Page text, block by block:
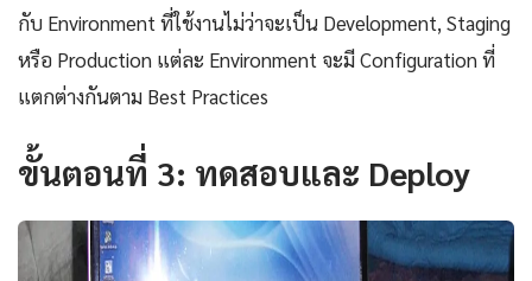
กับ Environment ที่ใช้งานไม่ว่าจะเป็น Development, Staging
หรือ Production แต่ละ Environment จะมี Configuration ที่
แตกต่างกันตาม Best Practices
ขั้นตอนที่ 3: ทดสอบและ Deploy